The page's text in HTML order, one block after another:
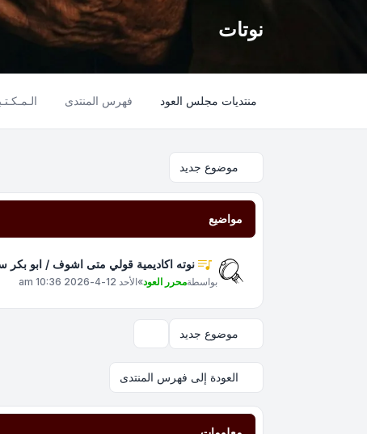
نوتات
منتديات مجلس العود فهرس المنتدى
موضوع جديد
مواضيع
نوته اكاديمية قولي متى اشوف / ابو بكر
بواسطةمحرر العود»الأحد 12-4-2026 10:36 am
موضوع جديد
العودة إلى فهرس المنتدى